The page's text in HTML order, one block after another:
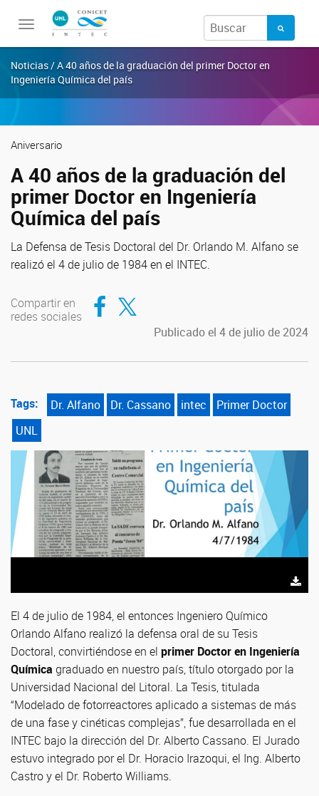
Toggle
Noticias / A 40 años de la graduación del primer Doctor en
Ingeniería Química del país
Aniversario
A 40 años de la graduación del
primer Doctor en Ingeniería
Química del país
La Defensa de Tesis Doctoral del Dr. Orlando M. Alfano se
realizó el 4 de julio de 1984 en el INTEC.
Compartir en
redes sociales
Compartir en Facebook
Compartir en Twitter
Publicado el 4 de julio de 2024
Tags: Dr. Alfano Dr. Cassano intec
Primer Doctor
UNL
El 4 de julio de 1984, el entonces Ingeniero Químico
Orlando Alfano realizó la defensa oral de su Tesis
Doctoral, convirtiéndose en el primer Doctor en Ingeniería
Química graduado en nuestro país, título otorgado por la
Universidad Nacional del Litoral. La Tesis, titulada
“Modelado de fotorreactores aplicado a sistemas de más
de una fase y cinéticas complejas”, fue desarrollada en el
INTEC bajo la dirección del Dr. Alberto Cassano. El Jurado
estuvo integrado por el Dr. Horacio Irazoqui, el Ing. Alberto
Castro y el Dr. Roberto Williams.